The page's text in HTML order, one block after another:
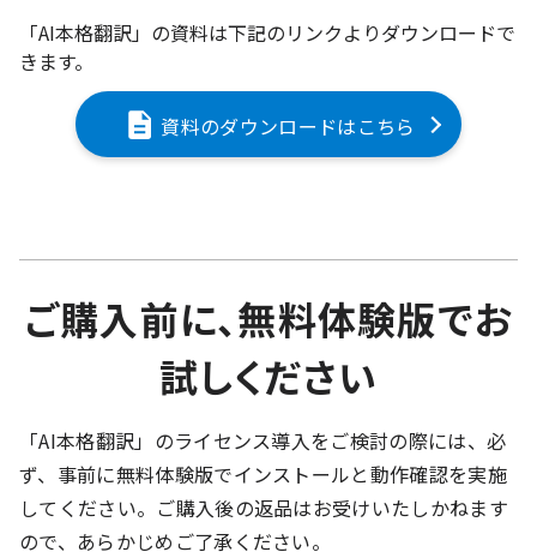
「AI本格翻訳」の資料は下記のリンクよりダウンロードで
きます。
資料のダウンロードはこちら
ご購入前に、無料体験版でお
試しください
「AI本格翻訳」のライセンス導入をご検討の際には、必
ず、事前に無料体験版でインストールと動作確認を実施
してください。ご購入後の返品はお受けいたしかねます
ので、あらかじめご了承ください。